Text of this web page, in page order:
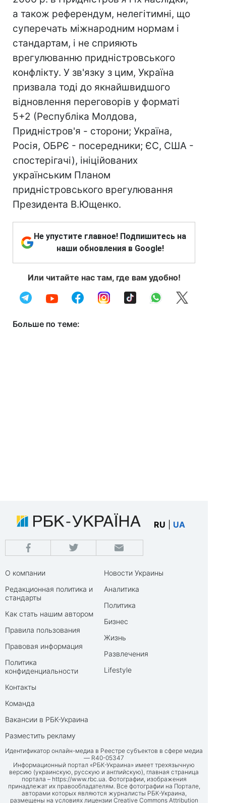
а також референдум, нелегітимні, що
суперечать міжнародним нормам і
стандартам, і не сприяють
врегулюванню придністровського
конфлікту. У зв'язку з цим, Україна
призвала тоді до якнайшвидшого
відновлення переговорів у форматі
5+2 (Республіка Молдова,
Придністров'я - сторони; Україна,
Росія, ОБРЄ - посередники; ЄС, США -
спостерігачі), ініційованих
українським Планом
придністровського врегулювання
Президента В.Ющенко.
Не упустите главное! Подпишитесь на
наши обновления в Google!
Или читайте нас там, где вам удобно!
Больше по теме:
RU UA
О компании
Редакционная политика и
стандарты
Как стать нашим автором
Правила пользования
Правовая информация
Политика
конфиденциальности
Контакты
Команда
Вакансии в РБК-Украина
Разместить рекламу
Новости Украины
Аналитика
Политика
Бизнес
Жизнь
Развлечения
Lifestyle
Идентификатор онлайн-медиа в Реестре субъектов в сфере медиа
— R40-05347
Информационный портал «РБК-Украина» имеет трехязычную
версию (украинскую, русскую и английскую), главная страница
портала – https://www.rbc.ua. Фотографии, изображения
принадлежат их правообладателям. Все фотографии на Портале,
авторами которых являются журналисты РБК-Украина,
размещены на условиях лицензии Creative Commons Attribution